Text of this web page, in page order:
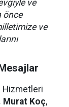
ve
önce
ve
Hizmetleri
Murat Koç,